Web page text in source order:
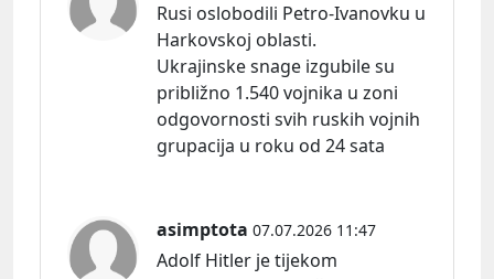
Rusi oslobodili Petro-Ivanovku u
Harkovskoj oblasti.
Ukrajinske snage izgubile su
približno 1.540 vojnika u zoni
odgovornosti svih ruskih vojnih
grupacija u roku od 24 sata
asimptota 07.07.2026 11:47
Adolf Hitler je tijekom